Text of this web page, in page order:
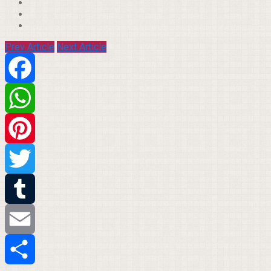
Prev Article Next Article
Facebook
WhatsApp
Pinterest
Twitter
Tumblr
Email